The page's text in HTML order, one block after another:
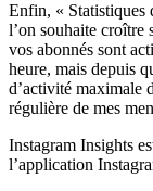
Enfin, « Statistiques
l’on souhaite croître
vos abonnés sont
heure, mais depuis
d’activité maximale
régulière de mes
Instagram Insights
l’application